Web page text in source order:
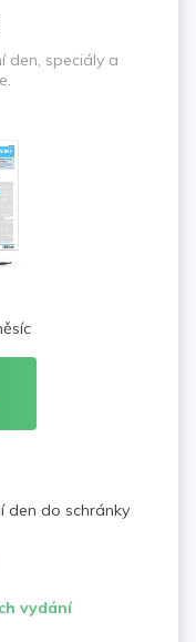
den, speciály a
den do schránky
vydání